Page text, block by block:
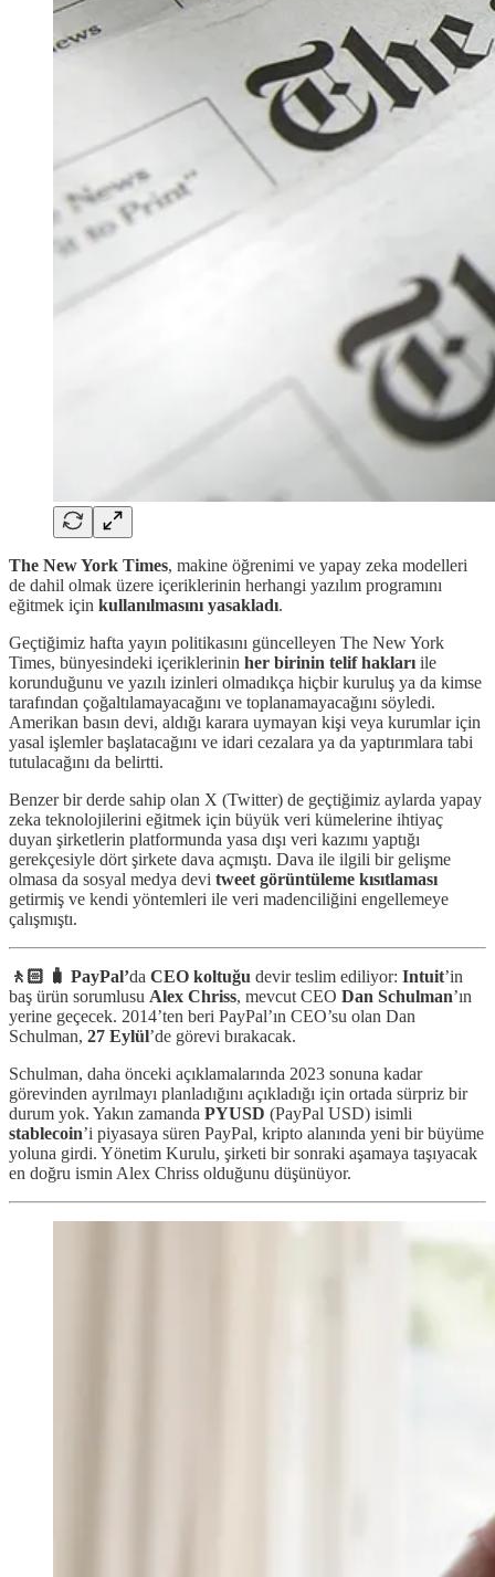
The New York Times, makine öğrenimi ve yapay zeka modelleri
de dahil olmak üzere içeriklerinin herhangi yazılım programını
eğitmek için kullanılmasını yasakladı.
Geçtiğimiz hafta yayın politikasını güncelleyen The New York
Times, bünyesindeki içeriklerinin her birinin telif hakları ile
korunduğunu ve yazılı izinleri olmadıkça hiçbir kuruluş ya da kimse
tarafından çoğaltılamayacağını ve toplanamayacağını söyledi.
Amerikan basın devi, aldığı karara uymayan kişi veya kurumlar için
yasal işlemler başlatacağını ve idari cezalara ya da yaptırımlara tabi
tutulacağını da belirtti.
Benzer bir derde sahip olan X (Twitter) de geçtiğimiz aylarda yapay
zeka teknolojilerini eğitmek için büyük veri kümelerine ihtiyaç
duyan şirketlerin platformunda yasa dışı veri kazımı yaptığı
gerekçesiyle dört şirkete dava açmıştı. Dava ile ilgili bir gelişme
olmasa da sosyal medya devi tweet görüntüleme kısıtlaması
getirmiş ve kendi yöntemleri ile veri madenciliğini engellemeye
çalışmıştı.
🚶🏻 🧳 PayPal’da CEO koltuğu devir teslim ediliyor: Intuit’in
baş ürün sorumlusu Alex Chriss, mevcut CEO Dan Schulman’ın
yerine geçecek. 2014’ten beri PayPal’ın CEO’su olan Dan
Schulman, 27 Eylül’de görevi bırakacak.
Schulman, daha önceki açıklamalarında 2023 sonuna kadar
görevinden ayrılmayı planladığını açıkladığı için ortada sürpriz bir
durum yok. Yakın zamanda PYUSD (PayPal USD) isimli
stablecoin’i piyasaya süren PayPal, kripto alanında yeni bir büyüme
yoluna girdi. Yönetim Kurulu, şirketi bir sonraki aşamaya taşıyacak
en doğru ismin Alex Chriss olduğunu düşünüyor.